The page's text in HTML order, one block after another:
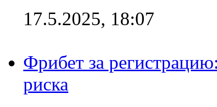
17.5.2025, 18:07
Фрибет за
риска